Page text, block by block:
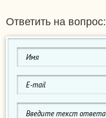
Ответить на вопрос: